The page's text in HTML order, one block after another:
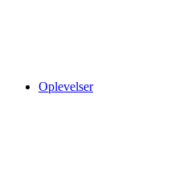
Oplevelser